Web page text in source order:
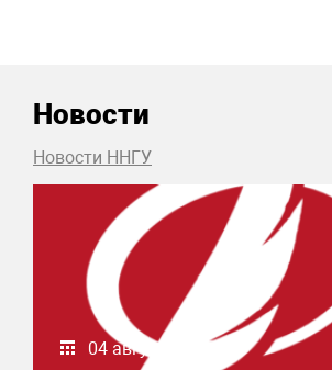
Новости
Новости ННГУ
04 августа 2026